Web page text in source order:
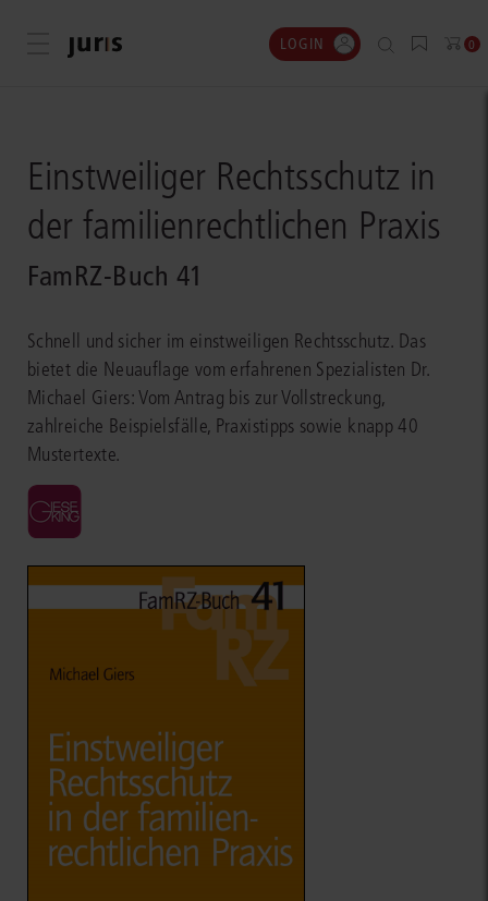
Menü öffnen LOGIN 0
Einstweiliger Rechtsschutz in
der familienrechtlichen Praxis
FamRZ-Buch 41
Schnell und sicher im einstweiligen Rechtsschutz. Das
bietet die Neuauflage vom erfahrenen Spezialisten Dr.
Michael Giers: Vom Antrag bis zur Vollstreckung,
zahlreiche Beispielsfälle, Praxistipps sowie knapp 40
Mustertexte.